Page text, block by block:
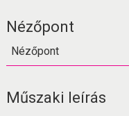
Nézőpont
Nézőpont
Műszaki leírás